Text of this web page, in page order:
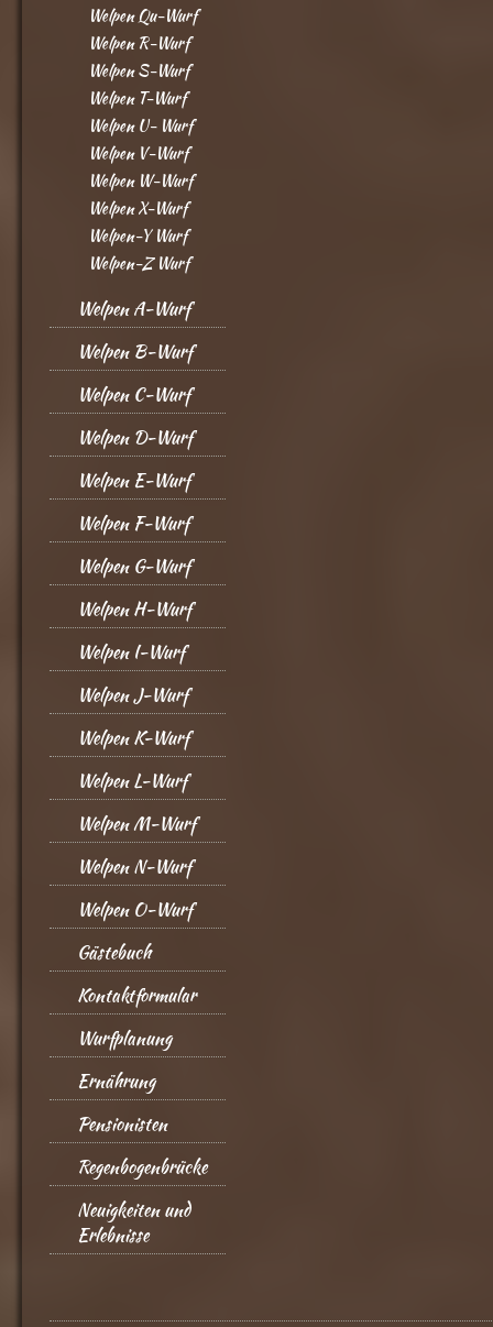
Welpen Qu-Wurf
Welpen R-Wurf
Welpen S-Wurf
Welpen T-Wurf
Welpen U- Wurf
Welpen V-Wurf
Welpen W-Wurf
Welpen X-Wurf
Welpen-Y Wurf
Welpen-Z Wurf
Welpen A-Wurf
Welpen B-Wurf
Welpen C-Wurf
Welpen D-Wurf
Welpen E-Wurf
Welpen F-Wurf
Welpen G-Wurf
Welpen H-Wurf
Welpen I-Wurf
Welpen J-Wurf
Welpen K-Wurf
Welpen L-Wurf
Welpen M-Wurf
Welpen N-Wurf
Welpen O-Wurf
Gästebuch
Kontaktformular
Wurfplanung
Ernährung
Pensionisten
Regenbogenbrücke
Neuigkeiten und
Erlebnisse